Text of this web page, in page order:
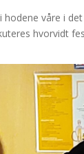
hodene våre i
hvorvidt